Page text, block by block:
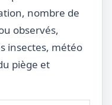
nombre de
observés,
insectes, météo
piège et